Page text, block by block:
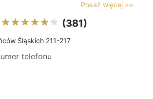
Pokaż więcej >>
(381)
Śląskich 211-217
telefonu